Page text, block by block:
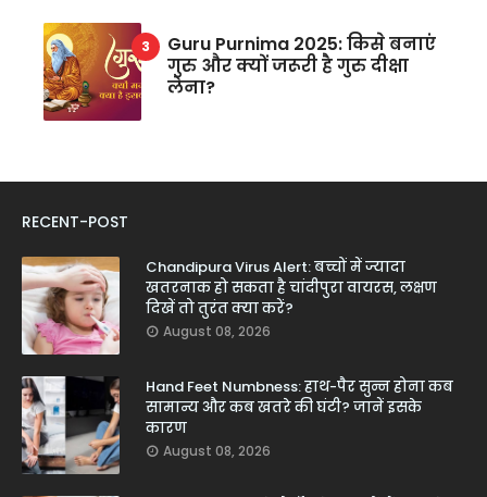
Guru Purnima 2025: किसे बनाएं
गुरु और क्यों जरूरी है गुरु दीक्षा
लेना?
RECENT-POST
Chandipura Virus Alert: बच्चों में ज्यादा
खतरनाक हो सकता है चांदीपुरा वायरस, लक्षण
दिखें तो तुरंत क्या करें?
August 08, 2026
Hand Feet Numbness: हाथ-पैर सुन्न होना कब
सामान्य और कब खतरे की घंटी? जानें इसके
कारण
August 08, 2026